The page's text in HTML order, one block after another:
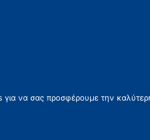
να σας προσφέρουμε την